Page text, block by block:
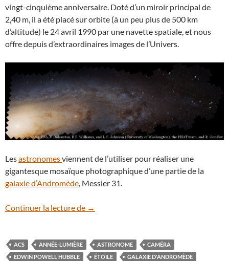
vingt-cinquième anniversaire. Doté d’un miroir principal de
2,40 m, il a été placé sur orbite (à un peu plus de 500 km
d’altitude) le 24 avril 1990 par une navette spatiale, et nous
offre depuis d’extraordinaires images de l’Univers.
Lesastronomesviennent de l’utiliser pour réaliser une
gigantesque mosaïque photographique d’une partie de la
galaxie d’Andromède, Messier 31.
Continuer la lecture de Le télescope Hubble zoome sur la
→
ACS ANNÉE-LUMIÈRE ASTRONOME
CAMÉRA
EDWIN POWELL HUBBLE
ÉTOILE
GALAXIE D'ANDROMÈDE